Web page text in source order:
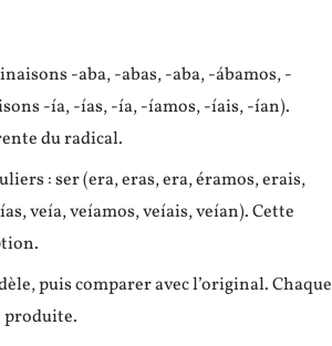
-aba, -abas, -aba, -ábamos, -
-ía, -ías, -ía, -íamos, -íais, -ían).
du radical.
: ser (era, eras, era, éramos, erais,
veía, veíamos, veíais, veían). Cette
puis comparer avec l’original. Chaque
produite.